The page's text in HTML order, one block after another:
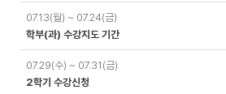
07.13(월) ~ 07.24(금)
학부(과) 수강지도 기간
07.29(수) ~ 07.31(금)
2학기 수강신청